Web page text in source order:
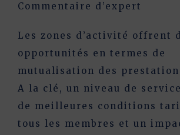
Commentaire d’expert
Les zones d’activité offrent
opportunités en termes de
mutualisation des
A la clé, un niveau de
de meilleures conditions
tous les membres et un